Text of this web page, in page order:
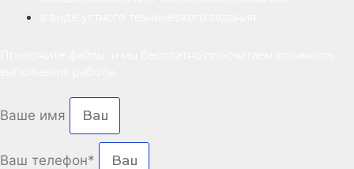
Ваше имя
Ваш телефон*